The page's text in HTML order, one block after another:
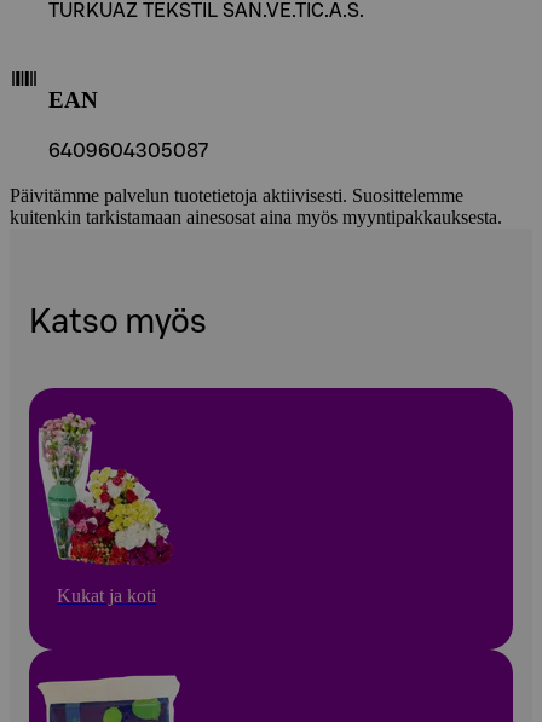
TURKUAZ TEKSTIL SAN.VE.TIC.A.S.
EAN
6409604305087
Päivitämme palvelun tuotetietoja aktiivisesti. Suosittelemme
kuitenkin tarkistamaan ainesosat aina myös myyntipakkauksesta.
Katso myös
Kukat ja koti